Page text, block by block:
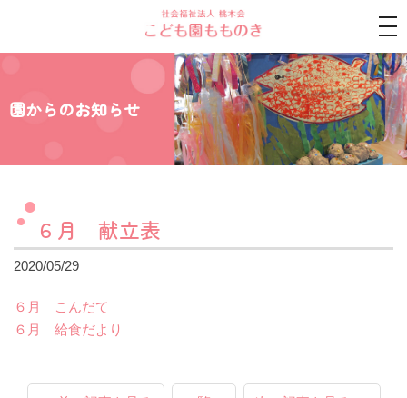
園からのお知らせ
６月 献立表
2020/05/29
６月 こんだて
６月 給食だより